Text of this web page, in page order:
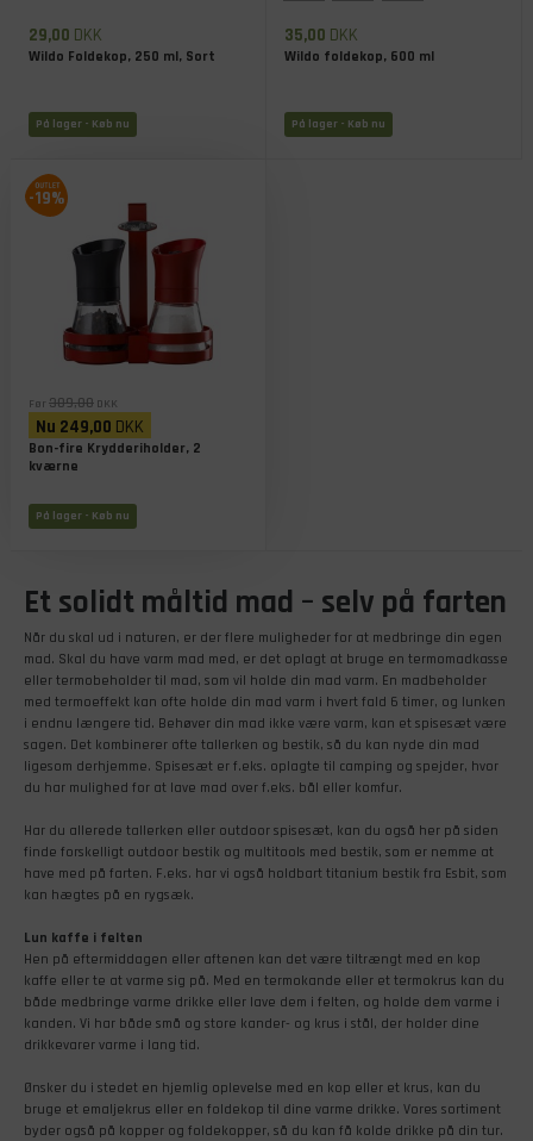
29,00 DKK
Wildo Foldekop, 250 ml, Sort
På lager - Køb nu
35,00 DKK
Wildo foldekop, 600 ml
På lager - Køb nu
-19%
Før 309,00 DKK
Nu 249,00 DKK
Bon-fire Krydderiholder, 2
kværne
På lager - Køb nu
Et solidt måltid mad – selv på farten
Når du skal ud i naturen, er der flere muligheder for at medbringe din egen
mad. Skal du have varm mad med, er det oplagt at bruge en termomadkasse
eller termobeholder til mad, som vil holde din mad varm. En madbeholder
med termoeffekt kan ofte holde din mad varm i hvert fald 6 timer, og lunken
i endnu længere tid. Behøver din mad ikke være varm, kan et spisesæt være
sagen. Det kombinerer ofte tallerken og bestik, så du kan nyde din mad
ligesom derhjemme. Spisesæt er f.eks. oplagte til camping og spejder, hvor
du har mulighed for at lave mad over f.eks. bål eller komfur.
Har du allerede tallerken eller outdoor spisesæt, kan du også her på siden
finde forskelligt outdoor bestik og multitools med bestik, som er nemme at
have med på farten. F.eks. har vi også holdbart titanium bestik fra Esbit, som
kan hægtes på en rygsæk.
Lun kaffe i felten
Hen på eftermiddagen eller aftenen kan det være tiltrængt med en kop
kaffe eller te at varme sig på. Med en termokande eller et termokrus kan du
både medbringe varme drikke eller lave dem i felten, og holde dem varme i
kanden. Vi har både små og store kander- og krus i stål, der holder dine
drikkevarer varme i lang tid.
Ønsker du i stedet en hjemlig oplevelse med en kop eller et krus, kan du
bruge et emaljekrus eller en foldekop til dine varme drikke. Vores sortiment
byder også på kopper og foldekopper, så du kan få kolde drikke på din tur.